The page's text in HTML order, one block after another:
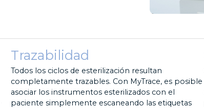
Trazabilidad
Todos los ciclos de esterilización resultan
completamente trazables. Con MyTrace, es posible
asociar los instrumentos esterilizados con el
paciente simplemente escaneando las etiquetas